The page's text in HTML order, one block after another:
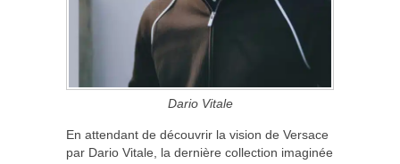
Dario Vitale
En attendant de découvrir la vision de Versace
par Dario Vitale, la dernière collection imaginée